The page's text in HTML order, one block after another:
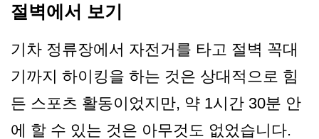
절벽에서 보기
기차 정류장에서 자전거를 타고 절벽 꼭대
기까지 하이킹을 하는 것은 상대적으로 힘
든 스포츠 활동이었지만, 약 1시간 30분 안
에 할 수 있는 것은 아무것도 없었습니다.